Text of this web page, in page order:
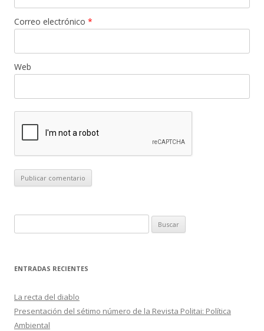
Correo electrónico *
Web
u
c
r
:
ENTRADAS RECIENTES
La recta del diablo
Presentación del sétimo número de la Revista Politai: Política
Ambiental